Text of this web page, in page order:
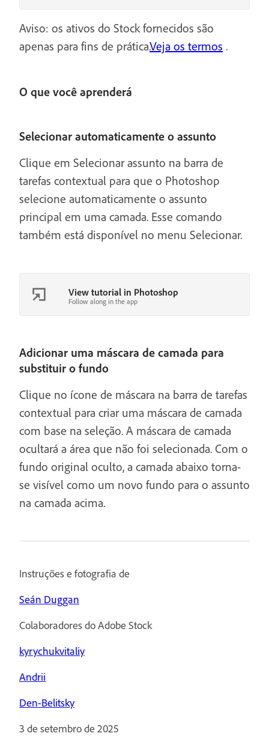
Aviso: os ativos do Stock fornecidos são
apenas para fins de prática.Veja os termos .
O que você aprenderá
Selecionar automaticamente o assunto
Clique em Selecionar assunto na barra de
tarefas contextual para que o Photoshop
selecione automaticamente o assunto
principal em uma camada. Esse comando
também está disponível no menu Selecionar.
View tutorial in Photoshop
Follow along in the app
Adicionar uma máscara de camada para
substituir o fundo
Clique no ícone de máscara na barra de tarefas
contextual para criar uma máscara de camada
com base na seleção. A máscara de camada
ocultará a área que não foi selecionada. Com o
fundo original oculto, a camada abaixo torna-
se visível como um novo fundo para o assunto
na camada acima.
Instruções e fotografia de
Seán Duggan
Colaboradores do Adobe Stock
kyrychukvitaliy
Andrii
Den-Belitsky
3 de setembro de 2025